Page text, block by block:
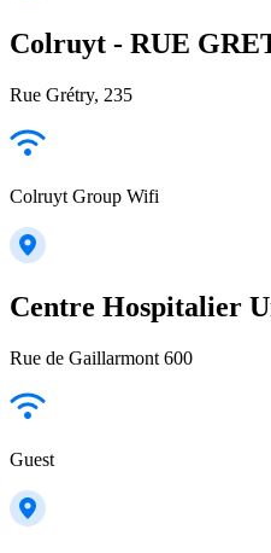
Colruyt - RUE
Rue Grétry, 235
Colruyt Group Wifi
Centre Hospitalier
Rue de Gaillarmont 600
Guest